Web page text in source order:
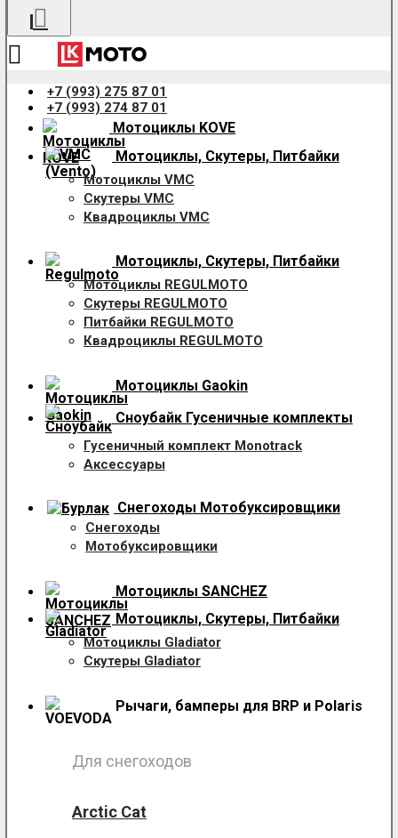
+7 (993) 275 87 01
+7 (993) 274 87 01
Мотоциклы KOVE
Мотоциклы, Скутеры, Питбайки
Мотоциклы VMC
Скутеры VMC
Квадроциклы VMC
Мотоциклы, Скутеры, Питбайки
Мотоциклы REGULMOTO
Скутеры REGULMOTO
Питбайки REGULMOTO
Квадроциклы REGULMOTO
Мотоциклы Gaokin
Сноубайк Гусеничные комплекты
Гусеничный комплект Monotrack
Аксессуары
Снегоходы Мотобуксировщики
Снегоходы
Мотобуксировщики
Мотоциклы SANCHEZ
Мотоциклы, Скутеры, Питбайки
Мотоциклы Gladiator
Скутеры Gladiator
Рычаги, бамперы для BRP и Polaris
Для снегоходов
Arctic Cat